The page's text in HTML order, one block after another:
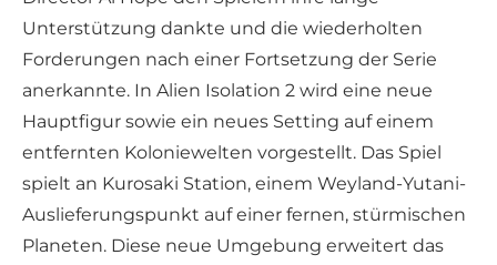
Unterstützung dankte und die wiederholten
Forderungen nach einer Fortsetzung der Serie
anerkannte. In Alien Isolation 2 wird eine neue
Hauptfigur sowie ein neues Setting auf einem
entfernten Koloniewelten vorgestellt. Das Spiel
spielt an Kurosaki Station, einem Weyland-Yutani-
Auslieferungspunkt auf einer fernen, stürmischen
Planeten. Diese neue Umgebung erweitert das